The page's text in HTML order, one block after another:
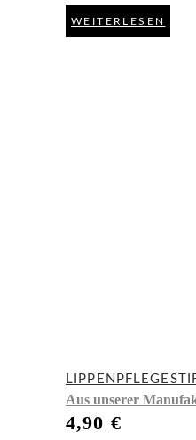
WEITERLESEN
Aus unserer
4,90 €